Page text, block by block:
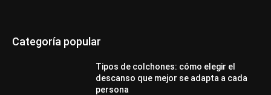
Categoría popular
Tipos de colchones: cómo elegir el
descanso que mejor se adapta a cada
persona